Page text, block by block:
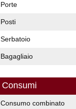
Porte
Posti
Serbatoio
Bagagliaio
Consumi
Consumo combinato